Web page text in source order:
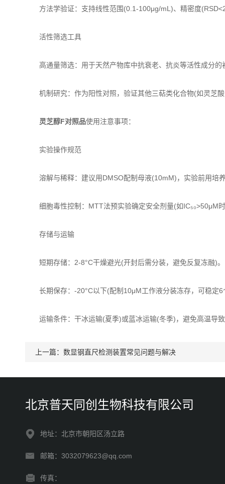
方法学验证：支持线性范围(0.1-100μg/mL)、精密度
活性筛选工具
高通量筛选：用于天然产物库中抗衰老、抗炎等活性成分的
机制研究：作为阳性对照，验证其他三萜类化合物(如灵芝酸
灵芝醇F对照品使用注意事项：
实验操作规范
溶解与稀释：建议用DMSO配制母液(10mM)，实验前用培
细胞毒性控制：MTT法预实验确定安全剂量(如IC₅₀>50μM
存储与运输
短期存储：2-8°C干燥避光(开封后需分装，避免反复冻融)。
长期保存：-20°C以下(配制10μM工作液分装冻存，可稳定6
运输条件：干冰运输(夏季)或蓝冰运输(冬季)，避免高温导
上一篇： 数显钢直尺检测装置常见问题与解决
北京普天同创生物科技有限公司
地址：北京市朝阳区汤立路
邮箱：3032079623@qq.com
传真：